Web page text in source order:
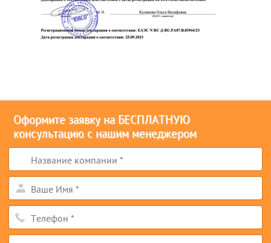
Оформите заявку на БЕСПЛАТНУЮ
консультацию с нашим менеджером